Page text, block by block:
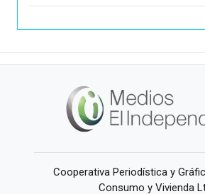
Cooperativa Periodística y
Consumo y Vivienda